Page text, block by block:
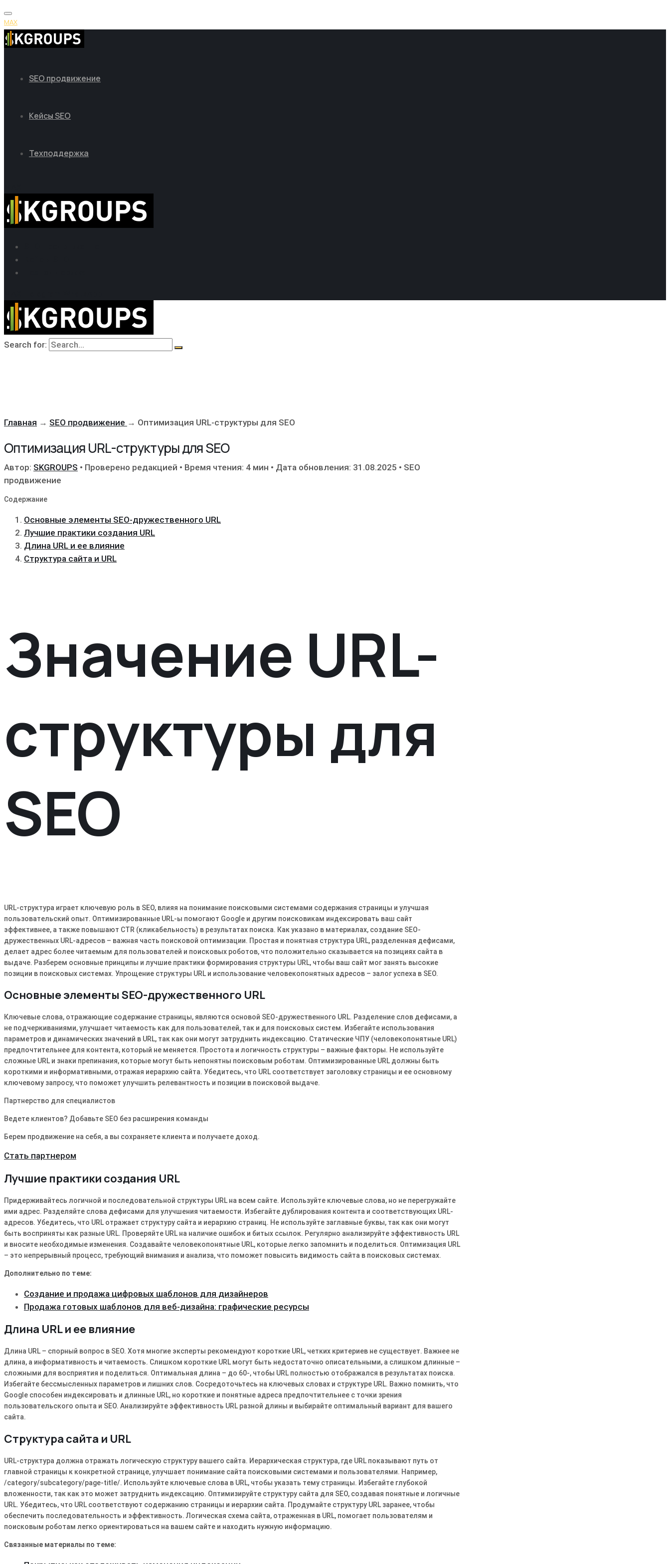
MAX
SEO продвижение
Кейсы SEO
Техподдержка
Search for:
Главная → SEO продвижение → Оптимизация URL-структуры для SEO
Оптимизация URL-структуры для SEO
Автор: SKGROUPS • Проверено редакцией • Время чтения: 4 мин • Дата обновления: 31.08.2025 • SEO
продвижение
Содержание
Основные элементы SEO-дружественного URL
Лучшие практики создания URL
Длина URL и ее влияние
Структура сайта и URL
Значение URL-
структуры для
SEO
URL-структура играет ключевую роль в SEO, влияя на понимание поисковыми системами содержания страницы и улучшая
пользовательский опыт. Оптимизированные URL-ы помогают Google и другим поисковикам индексировать ваш сайт
эффективнее, а также повышают CTR (кликабельность) в результатах поиска. Как указано в материалах, создание SEO-
дружественных URL-адресов – важная часть поисковой оптимизации. Простая и понятная структура URL, разделенная дефисами,
делает адрес более читаемым для пользователей и поисковых роботов, что положительно сказывается на позициях сайта в
выдаче. Разберем основные принципы и лучшие практики формирования структуры URL, чтобы ваш сайт мог занять высокие
позиции в поисковых системах. Упрощение структуры URL и использование человекопонятных адресов – залог успеха в SEO.
Основные элементы SEO-дружественного URL
Ключевые слова, отражающие содержание страницы, являются основой SEO-дружественного URL. Разделение слов дефисами, а
не подчеркиваниями, улучшает читаемость как для пользователей, так и для поисковых систем. Избегайте использования
параметров и динамических значений в URL, так как они могут затруднить индексацию. Статические ЧПУ (человекопонятные URL)
предпочтительнее для контента, который не меняется. Простота и логичность структуры – важные факторы. Не используйте
сложные URL и знаки препинания, которые могут быть непонятны поисковым роботам. Оптимизированные URL должны быть
короткими и информативными, отражая иерархию сайта. Убедитесь, что URL соответствует заголовку страницы и ее основному
ключевому запросу, что поможет улучшить релевантность и позиции в поисковой выдаче.
Партнерство для специалистов
Ведете клиентов? Добавьте SEO без расширения команды
Берем продвижение на себя, а вы сохраняете клиента и получаете доход.
Стать партнером
Лучшие практики создания URL
Придерживайтесь логичной и последовательной структуры URL на всем сайте. Используйте ключевые слова, но не перегружайте
ими адрес. Разделяйте слова дефисами для улучшения читаемости. Избегайте дублирования контента и соответствующих URL-
адресов. Убедитесь, что URL отражает структуру сайта и иерархию страниц. Не используйте заглавные буквы, так как они могут
быть восприняты как разные URL. Проверяйте URL на наличие ошибок и битых ссылок. Регулярно анализируйте эффективность URL
и вносите необходимые изменения. Создавайте человекопонятные URL, которые легко запомнить и поделиться. Оптимизация URL
– это непрерывный процесс, требующий внимания и анализа, что поможет повысить видимость сайта в поисковых системах.
Дополнительно по теме:
Создание и продажа цифровых шаблонов для дизайнеров
Продажа готовых шаблонов для веб-дизайна: графические ресурсы
Длина URL и ее влияние
Длина URL – спорный вопрос в SEO. Хотя многие эксперты рекомендуют короткие URL, четких критериев не существует. Важнее не
длина, а информативность и читаемость. Слишком короткие URL могут быть недостаточно описательными, а слишком длинные –
сложными для восприятия и поделиться. Оптимальная длина – до 60-, чтобы URL полностью отображался в результатах поиска.
Избегайте бессмысленных параметров и лишних слов. Сосредоточьтесь на ключевых словах и структуре URL. Важно помнить, что
Google способен индексировать и длинные URL, но короткие и понятные адреса предпочтительнее с точки зрения
пользовательского опыта и SEO. Анализируйте эффективность URL разной длины и выбирайте оптимальный вариант для вашего
сайта.
Структура сайта и URL
URL-структура должна отражать логическую структуру вашего сайта. Иерархическая структура, где URL показывают путь от
главной страницы к конкретной странице, улучшает понимание сайта поисковыми системами и пользователями. Например,
/category/subcategory/page-title/. Используйте ключевые слова в URL, чтобы указать тему страницы. Избегайте глубокой
вложенности, так как это может затруднить индексацию. Оптимизируйте структуру сайта для SEO, создавая понятные и логичные
URL. Убедитесь, что URL соответствуют содержанию страницы и иерархии сайта. Продумайте структуру URL заранее, чтобы
обеспечить последовательность и эффективность. Логическая схема сайта, отраженная в URL, помогает пользователям и
поисковым роботам легко ориентироваться на вашем сайте и находить нужную информацию.
Связанные материалы по теме: